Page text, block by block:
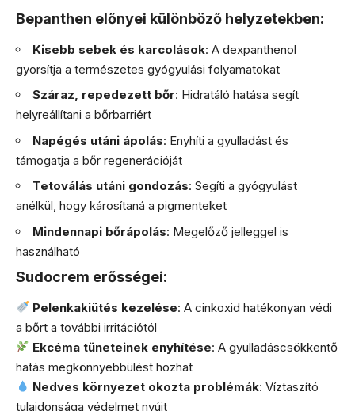
Bepanthen előnyei különböző helyzetekben:
Kisebb sebek és karcolások: A dexpanthenol
gyorsítja a természetes gyógyulási folyamatokat
Száraz, repedezett bőr: Hidratáló hatása segít
helyreállítani a bőrbarriért
Napégés utáni ápolás: Enyhíti a gyulladást és
támogatja a bőr regenerációját
Tetoválás utáni gondozás: Segíti a gyógyulást
anélkül, hogy károsítaná a pigmenteket
Mindennapi bőrápolás: Megelőző jelleggel is
használható
Sudocrem erősségei:
Pelenkakiütés kezelése: A cinkoxid hatékonyan védi
a bőrt a további irritációtól
Ekcéma tüneteinek enyhítése: A gyulladáscsökkentő
hatás megkönnyebbülést hozhat
Nedves környezet okozta problémák: Víztaszító
tulajdonsága védelmet nyújt